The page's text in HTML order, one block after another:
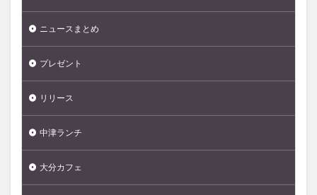
ニュースまとめ
プレゼント
リリース
中津ランチ
大分カフェ